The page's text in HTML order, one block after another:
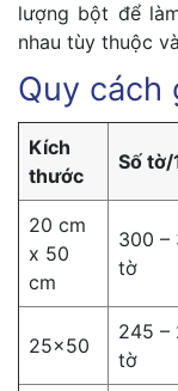
lượng bột để
nhau tùy thuộc
Quy cách
Kích
thước
Số tờ/
20 cm
x 50
cm
300 –
tờ
25×50
245 –
tờ